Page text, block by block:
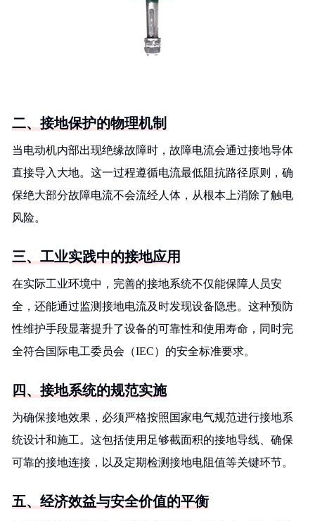
二、接地保护的物理机制
当电动机内部出现绝缘故障时，故障电流会通过接地导体
直接导入大地。这一过程遵循电流最低阻抗路径原则，确
保绝大部分故障电流不会流经人体，从根本上消除了触电
风险。
三、工业实践中的接地应用
在实际工业环境中，完善的接地系统不仅能保障人员安
全，还能通过监测接地电流及时发现设备隐患。这种预防
性维护手段显著提升了设备的可靠性和使用寿命，同时完
全符合国际电工委员会（IEC）的安全标准要求。
四、接地系统的规范实施
为确保接地效果，必须严格按照国家电气规范进行接地系
统设计和施工。这包括使用足够截面积的接地导线、确保
可靠的接地连接，以及定期检测接地电阻值等关键环节。
五、经济效益与安全价值的平衡